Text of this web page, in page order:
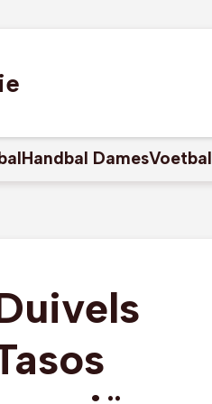
Handbal DamesVoetbal